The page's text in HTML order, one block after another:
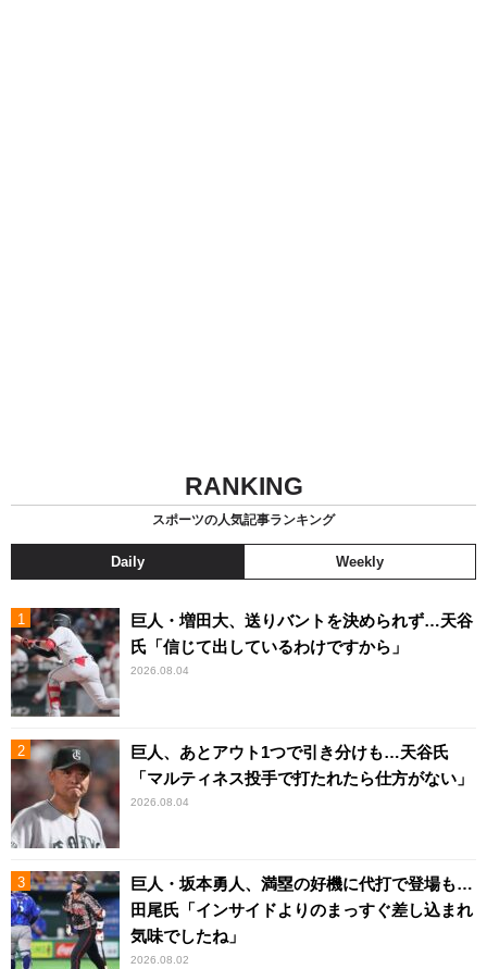
RANKING
スポーツの人気記事ランキング
Daily Weekly
巨人・増田大、送りバントを決められず…天谷
氏「信じて出しているわけですから」
2026.08.04
巨人、あとアウト1つで引き分けも…天谷氏
「マルティネス投手で打たれたら仕方がない」
2026.08.04
巨人・坂本勇人、満塁の好機に代打で登場も…
田尾氏「インサイドよりのまっすぐ差し込まれ
気味でしたね」
2026.08.02